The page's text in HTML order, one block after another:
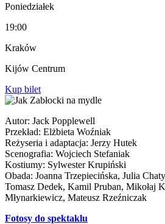
Poniedziałek
19:00
Kraków
Kijów Centrum
Kup bilet
Autor: Jack Popplewell
Przekład: Elżbieta Woźniak
Reżyseria i adaptacja: Jerzy Hutek
Scenografia: Wojciech Stefaniak
Kostiumy: Sylwester Krupiński
Obada: Joanna Trzepiecińska, Julia
Tomasz Dedek, Kamil Pruban, Mikołaj
Młynarkiewicz, Mateusz Rzeźniczak
Fotosy do spektaklu